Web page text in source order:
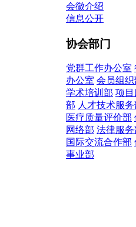
会徽介绍
信息公开
协会部门
党群工作办公室
办公室 会员组织
学术培训部 项目
部 人才技术服务
医疗质量评价部
网络部 法律服务
国际交流合作部
事业部